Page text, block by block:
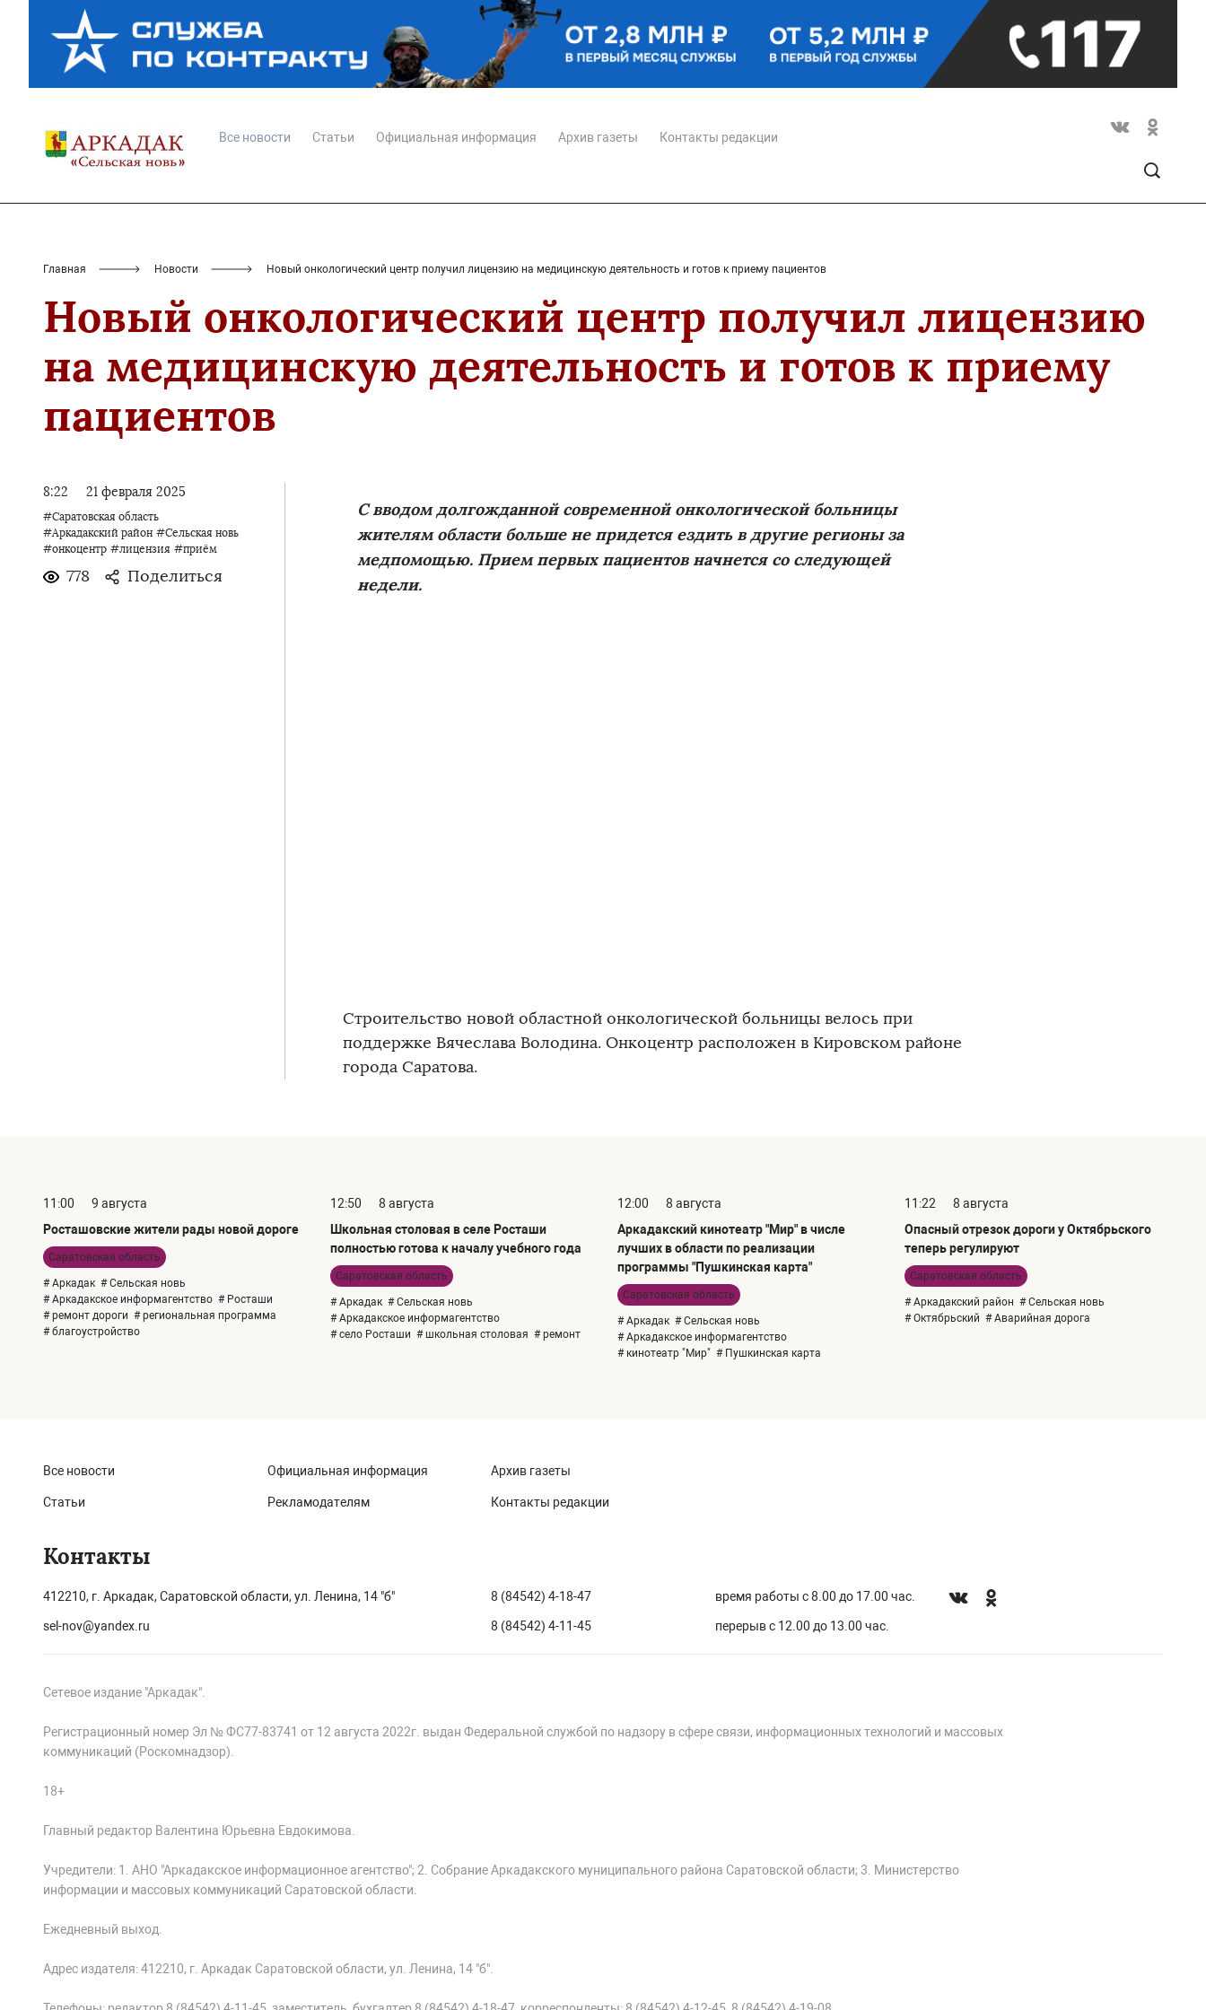
Все новости Статьи Официальная информация Архив газеты Контакты редакции
Главная Новости Новый онкологический центр получил лицензию на медицинскую деятельность и готов к приему пациентов
Новый онкологический центр получил лицензию
на медицинскую деятельность и готов к приему
пациентов
8:22 21 февраля 2025
#Саратовская область
#Аркадакский район #Сельская новь
#онкоцентр #лицензия #приём
778 Поделиться
С вводом долгожданной современной онкологической больницы
жителям области больше не придется ездить в другие регионы за
медпомощью. Прием первых пациентов начнется со следующей
недели.
Строительство новой областной онкологической больницы велось при
поддержке Вячеслава Володина. Онкоцентр расположен в Кировском районе
города Саратова.
11:00
9 августа
Росташовские жители рады новой дороге
Саратовская область
# Аркадак # Сельская новь
# Аркадакское информагентство # Росташи
# ремонт дороги # региональная программа
# благоустройство
12:50
8 августа
Школьная столовая в селе Росташи
полностью готова к началу учебного года
Саратовская область
# Аркадак # Сельская новь
# Аркадакское информагентство
# село Росташи # школьная столовая # ремонт
12:00
8 августа
Аркадакский кинотеатр "Мир" в числе
лучших в области по реализации
программы "Пушкинская карта"
Саратовская область
# Аркадак # Сельская новь
# Аркадакское информагентство
# кинотеатр "Мир" # Пушкинская карта
11:22
8 августа
Опасный отрезок дороги у Октябрьского
теперь регулируют
Саратовская область
# Аркадакский район # Сельская новь
# Октябрьский # Аварийная дорога
Все новости
Статьи
Официальная информация
Рекламодателям
Архив газеты
Контакты редакции
Контакты
412210, г. Аркадак, Саратовской области, ул. Ленина, 14 "б"
sel-nov@yandex.ru
8 (84542) 4-18-47
8 (84542) 4-11-45
время работы с 8.00 до 17.00 час.
перерыв с 12.00 до 13.00 час.
Сетевое издание "Аркадак".
Регистрационный номер Эл № ФС77-83741 от 12 августа 2022г. выдан Федеральной службой по надзору в сфере связи, информационных технологий и массовых
коммуникаций (Роскомнадзор).
18+
Главный редактор Валентина Юрьевна Евдокимова.
Учредители: 1. АНО "Аркадакское информационное агентство"; 2. Собрание Аркадакского муниципального района Саратовской области; 3. Министерство
информации и массовых коммуникаций Саратовской области.
Ежедневный выход.
Адрес издателя: 412210, г. Аркадак Саратовской области, ул. Ленина, 14 "б".